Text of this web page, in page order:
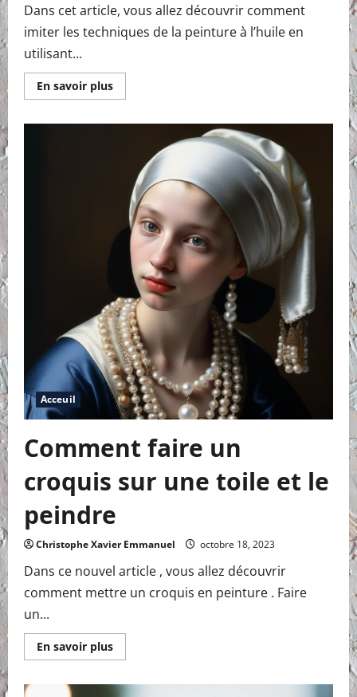
Dans cet article, vous allez découvrir comment
imiter les techniques de la peinture à l’huile en
utilisant...
En savoir plusEn
savoir
peinture
acrylique
comment
surmonters
Acceuil
Comment faire un
croquis sur une toile et le
peindre
Christophe Xavier Emmanuel octobre 18, 2023
Dans ce nouvel article , vous allez découvrir
comment mettre un croquis en peinture . Faire
un...
En savoir plusEn
savoir